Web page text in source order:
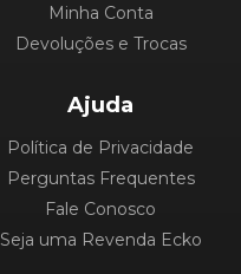
Minha Conta
Devoluções e Trocas
Ajuda
Política de Privacidade
Perguntas Frequentes
Fale Conosco
Seja uma Revenda Ecko